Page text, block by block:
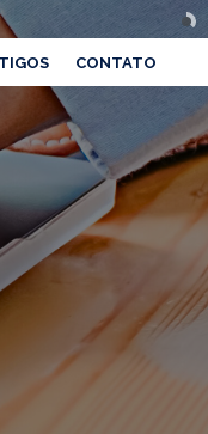
CONTATO